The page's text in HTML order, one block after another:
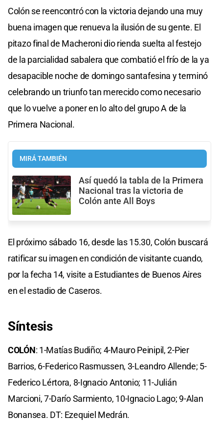
Colón se reencontró con la victoria dejando una muy
buena imagen que renueva la ilusión de su gente. El
pitazo final de Macheroni dio rienda suelta al festejo
de la parcialidad sabalera que combatió el frío de la ya
desapacible noche de domingo santafesina y terminó
celebrando un triunfo tan merecido como necesario
que lo vuelve a poner en lo alto del grupo A de la
Primera Nacional.
MIRÁ TAMBIÉN
Así quedó la tabla de la Primera
Nacional tras la victoria de
Colón ante All Boys
El próximo sábado 16, desde las 15.30, Colón buscará
ratificar su imagen en condición de visitante cuando,
por la fecha 14, visite a Estudiantes de Buenos Aires
en el estadio de Caseros.
Síntesis
COLÓN: 1-Matías Budiño; 4-Mauro Peinipil, 2-Pier
Barrios, 6-Federico Rasmussen, 3-Leandro Allende; 5-
Federico Lértora, 8-Ignacio Antonio; 11-Julián
Marcioni, 7-Darío Sarmiento, 10-Ignacio Lago; 9-Alan
Bonansea. DT: Ezequiel Medrán.